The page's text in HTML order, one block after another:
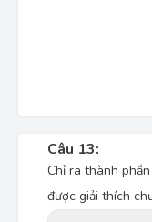
Câu 13:
Chỉ ra thành
được giải thích